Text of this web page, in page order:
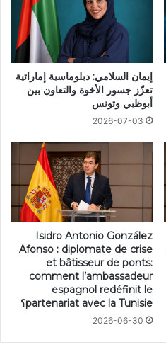
إيمان السلامي: دبلوماسية إماراتية
تعزّز جسور الأخوة والتعاون بين
أبوظبي وتونس
2026-07-03
Isidro Antonio González
Afonso : diplomate de crise
et bâtisseur de ponts:
comment l’ambassadeur
espagnol redéfinit le
partenariat avec la Tunisie؟
2026-06-30